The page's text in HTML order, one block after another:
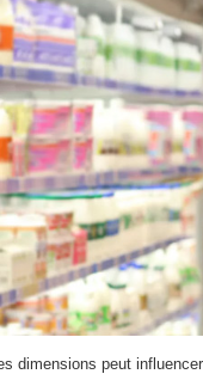
dimensions peut